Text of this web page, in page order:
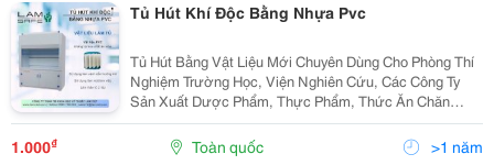
Tủ Hút Khí Độc Bằng Nhựa Pvc
Tủ Hút Bằng Vật Liệu Mới Chuyên Dùng Cho Phòng Thí
Nghiệm Trường Học, Viện Nghiên Cứu, Các Công Ty
Sản Xuất Dược Phẩm, Thực Phẩm, Thức Ăn Chăn
Nuôi, &Hellip; Thông Tin Sản Phẩm: - Toàn Bộ Phần
Trong Tủ Bằng Vật Liệu Nhựa Pvc Chịu Dung Môi,
Bazo,...
1.000₫ Toàn quốc >1 năm